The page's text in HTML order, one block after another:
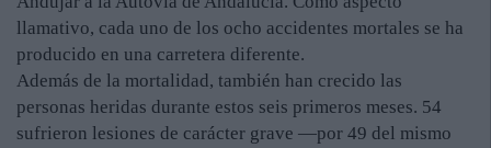
llamativo, cada uno de los ocho accidentes mortales se ha
producido en una carretera diferente.
Además de la mortalidad, también han crecido las
personas heridas durante estos seis primeros meses. 54
sufrieron lesiones de carácter grave —por 49 del mismo